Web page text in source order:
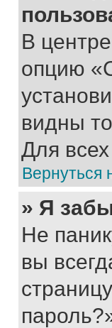
В
опцию
видны
Для
Вернуться
» Я
Не
вы